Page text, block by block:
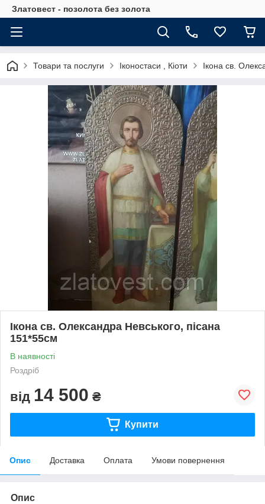
Златовест - позолота без золота
Товари та послуги Іконостаси , Кіоти Ікона св.
Ікона св. Олександра Невського, пісана
151*55см
В наявності
Роздріб
від 14 500 ₴
Купити
Опис Доставка Оплата Умови повернення
Опис